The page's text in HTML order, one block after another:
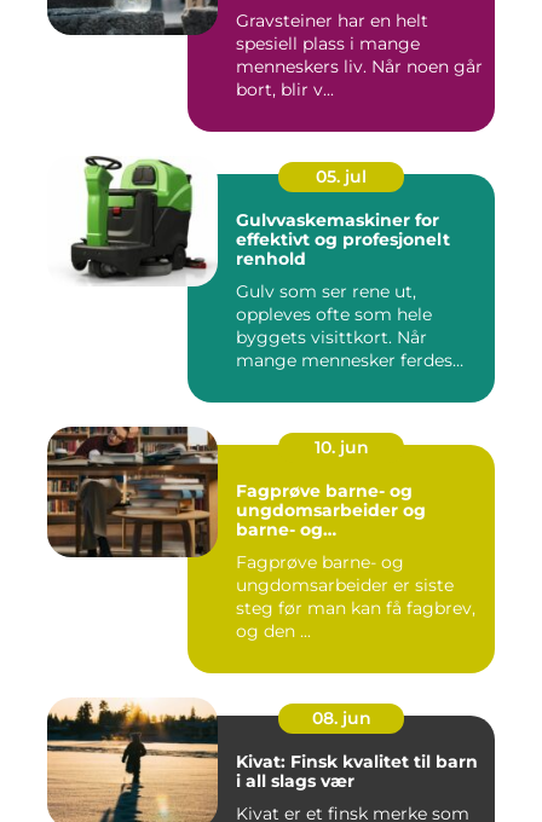
Gravsteiner har en helt
spesiell plass i mange
menneskers liv. Når noen går
bort, blir v...
05. jul
Gulvvaskemaskiner for
effektivt og profesjonelt
renhold
Gulv som ser rene ut,
oppleves ofte som hele
byggets visittkort. Når
mange mennesker ferdes
10. jun
Fagprøve barne- og
ungdomsarbeider og
barne- og
– veien til fagbrev
Fagprøve barne- og
ungdomsarbeider er siste
steg før man kan få fagbrev,
og den ...
08. jun
Kivat: Finsk kvalitet til barn
i all slags vær
Kivat er et finsk merke som